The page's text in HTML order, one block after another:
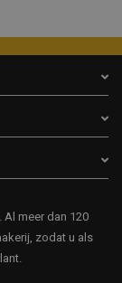
meer dan 120
zodat u als